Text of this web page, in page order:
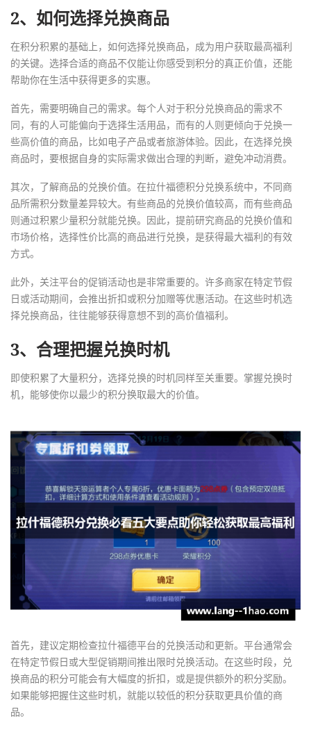
2、如何选择兑换商品
在积分积累的基础上，如何选择兑换商品，成为用户获取最高福利
的关键。选择合适的商品不仅能让你感受到积分的真正价值，还能
帮助你在生活中获得更多的实惠。
首先，需要明确自己的需求。每个人对于积分兑换商品的需求不
同，有的人可能偏向于选择生活用品，而有的人则更倾向于兑换一
些高价值的商品，比如电子产品或者旅游体验。因此，在选择兑换
商品时，要根据自身的实际需求做出合理的判断，避免冲动消费。
其次，了解商品的兑换价值。在拉什福德积分兑换系统中，不同商
品所需积分数量差异较大。有些商品的兑换价值较高，而有些商品
则通过积累少量积分就能兑换。因此，提前研究商品的兑换价值和
市场价格，选择性价比高的商品进行兑换，是获得最大福利的有效
方式。
此外，关注平台的促销活动也是非常重要的。许多商家在特定节假
日或活动期间，会推出折扣或积分加赠等优惠活动。在这些时机选
择兑换商品，往往能够获得意想不到的高价值福利。
3、合理把握兑换时机
即使积累了大量积分，选择兑换的时机同样至关重要。掌握兑换时
机，能够使你以最少的积分换取最大的价值。
首先，建议定期检查拉什福德平台的兑换活动和更新。平台通常会
在特定节假日或大型促销期间推出限时兑换活动。在这些时段，兑
换商品的积分可能会有大幅度的折扣，或是提供额外的积分奖励。
如果能够把握住这些时机，就能以较低的积分获取更具价值的商
品。